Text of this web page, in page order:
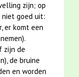
zijn; op
niet goed uit:
er komt een
zijn de
de bruine
en worden